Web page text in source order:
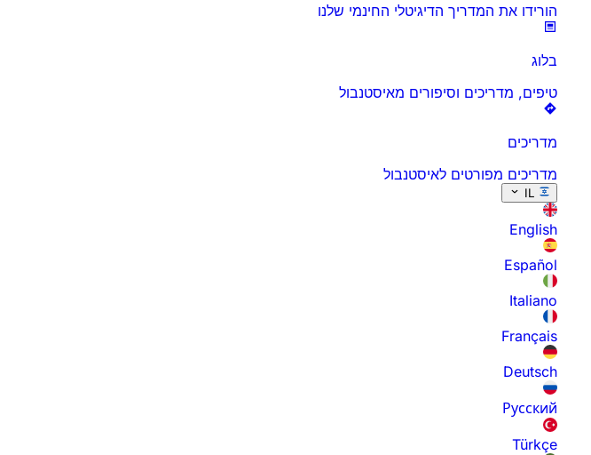
הורידו את המדריך הדיגיטלי החינמי שלנו
בלוג
טיפים, מדריכים וסיפורים מאיסטנבול
מדריכים
מדריכים מפורטים לאיסטנבול
IL
English
Español
Italiano
Français
Deutsch
Русский
Türkçe